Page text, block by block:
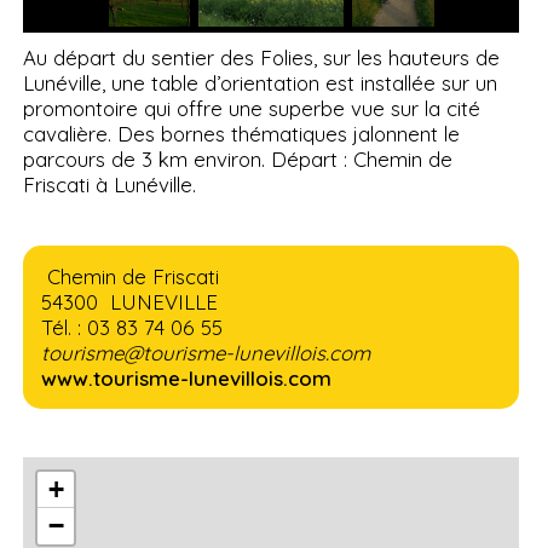
Au départ du sentier des Folies, sur les hauteurs de
Lunéville, une table d’orientation est installée sur un
promontoire qui offre une superbe vue sur la cité
cavalière. Des bornes thématiques jalonnent le
parcours de 3 km environ. Départ : Chemin de
Friscati à Lunéville.
Chemin de Friscati
54300 LUNEVILLE
Tél. : 03 83 74 06 55
tourisme@tourisme-lunevillois.com
www.tourisme-lunevillois.com
+
−